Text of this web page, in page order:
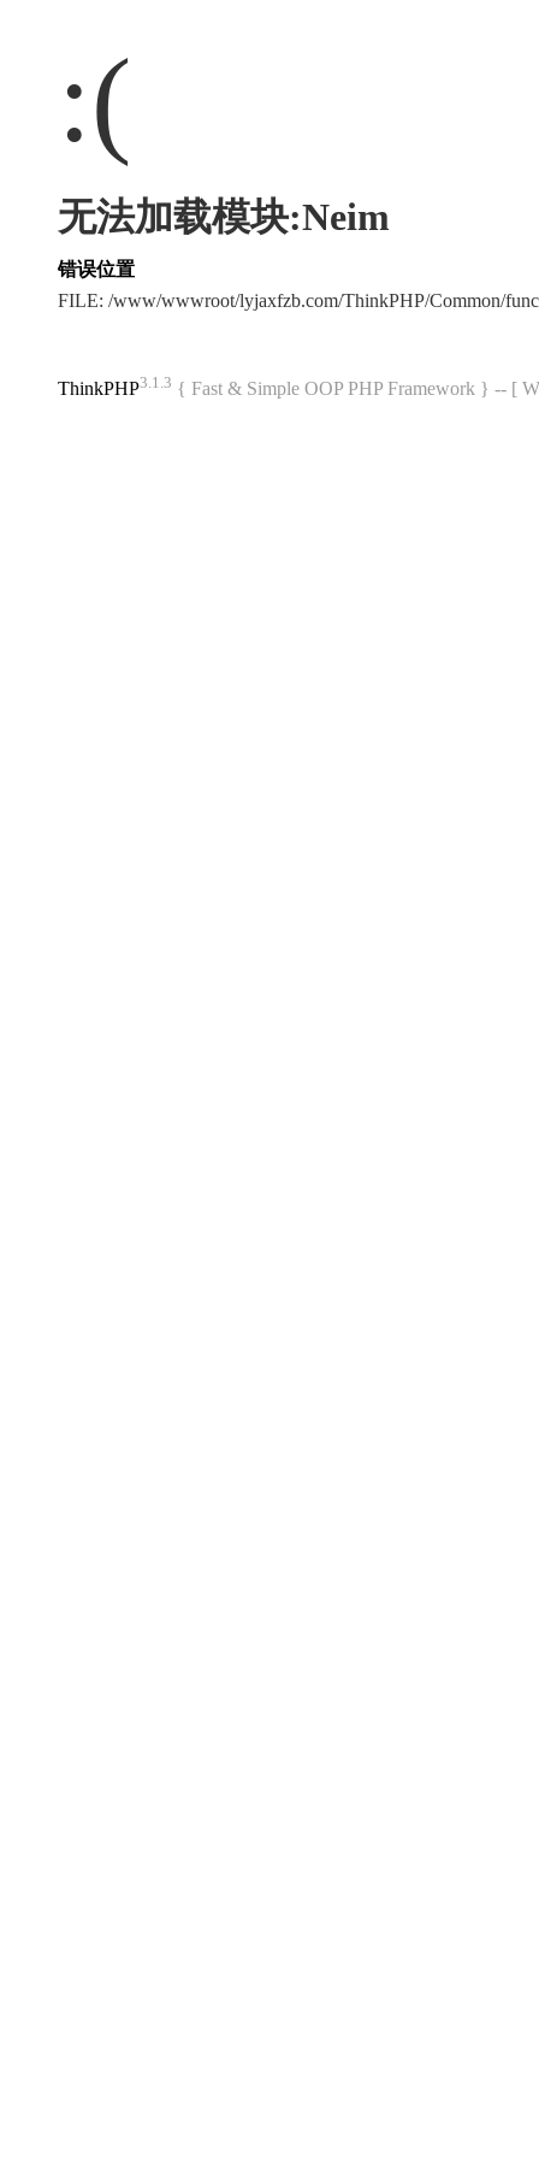
:(
无法加载模块:Neim
错误位置
FILE: /www/wwwroot/lyjaxfzb.com/ThinkPHP/Common/
ThinkPHP3.1.3 { Fast & Simple OOP PHP Framework } -- [